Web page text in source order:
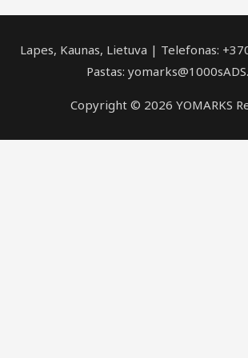
Lapes, Kaunas, Lietuva | Telefonas:
Pastas:
Copyright © 2026 YOMARKS